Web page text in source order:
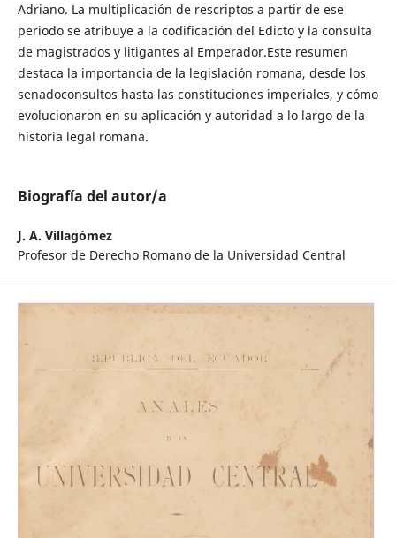
Adriano. La multiplicación de rescriptos a partir de ese
periodo se atribuye a la codificación del Edicto y la consulta
de magistrados y litigantes al Emperador.Este resumen
destaca la importancia de la legislación romana, desde los
senadoconsultos hasta las constituciones imperiales, y cómo
evolucionaron en su aplicación y autoridad a lo largo de la
historia legal romana.
Biografía del autor/a
J. A. Villagómez
Profesor de Derecho Romano de la Universidad Central